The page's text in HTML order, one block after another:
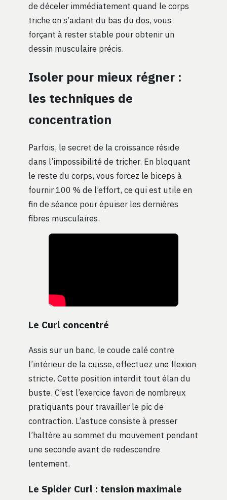
de déceler immédiatement quand le corps
triche en s’aidant du bas du dos, vous
forçant à rester stable pour obtenir un
dessin musculaire précis.
Isoler pour mieux régner :
les techniques de
concentration
Parfois, le secret de la croissance réside
dans l’impossibilité de tricher. En bloquant
le reste du corps, vous forcez le biceps à
fournir 100 % de l’effort, ce qui est utile en
fin de séance pour épuiser les dernières
fibres musculaires.
Le Curl concentré
Assis sur un banc, le coude calé contre
l’intérieur de la cuisse, effectuez une flexion
stricte. Cette position interdit tout élan du
buste. C’est l’exercice favori de nombreux
pratiquants pour travailler le pic de
contraction. L’astuce consiste à presser
l’haltère au sommet du mouvement pendant
une seconde avant de redescendre
lentement.
Le Spider Curl : tension maximale